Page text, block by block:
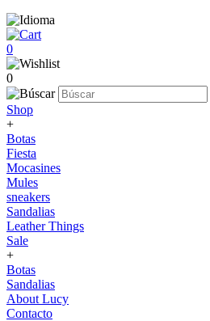
0
0
Shop
+
Botas
Fiesta
Mocasines
Mules
sneakers
Sandalias
Leather Things
Sale
+
Botas
Sandalias
About Lucy
Contacto